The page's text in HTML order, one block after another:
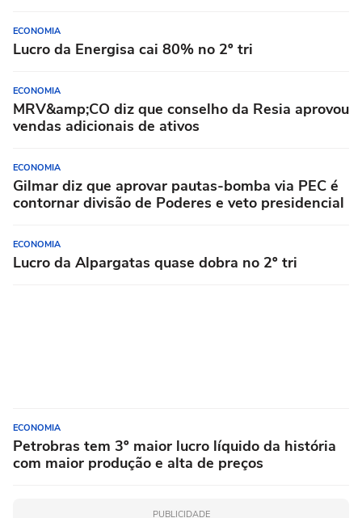
ECONOMIA
Lucro da Energisa cai 80% no 2º tri
ECONOMIA
MRV&amp;CO diz que conselho da Resia aprovou
vendas adicionais de ativos
ECONOMIA
Gilmar diz que aprovar pautas-bomba via PEC é
contornar divisão de Poderes e veto presidencial
ECONOMIA
Lucro da Alpargatas quase dobra no 2º tri
ECONOMIA
Petrobras tem 3º maior lucro líquido da história
com maior produção e alta de preços
PUBLICIDADE